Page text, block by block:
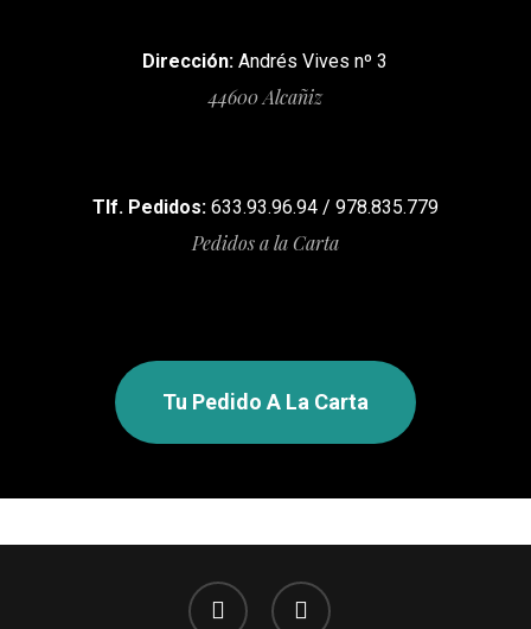
Dirección: Andrés Vives nº 3
44600 Alcañiz
Tlf. Pedidos:633.93.96.94 / 978.835.779
Pedidos a la Carta
Tu Pedido A La Carta
facebook instagram